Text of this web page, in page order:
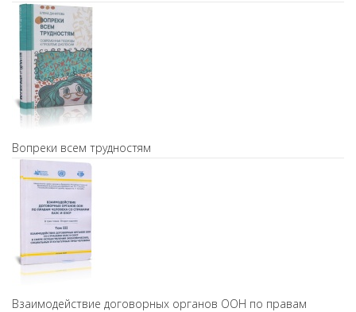
Вопреки всем трудностям
Взаимодействие договорных органов ООН по правам